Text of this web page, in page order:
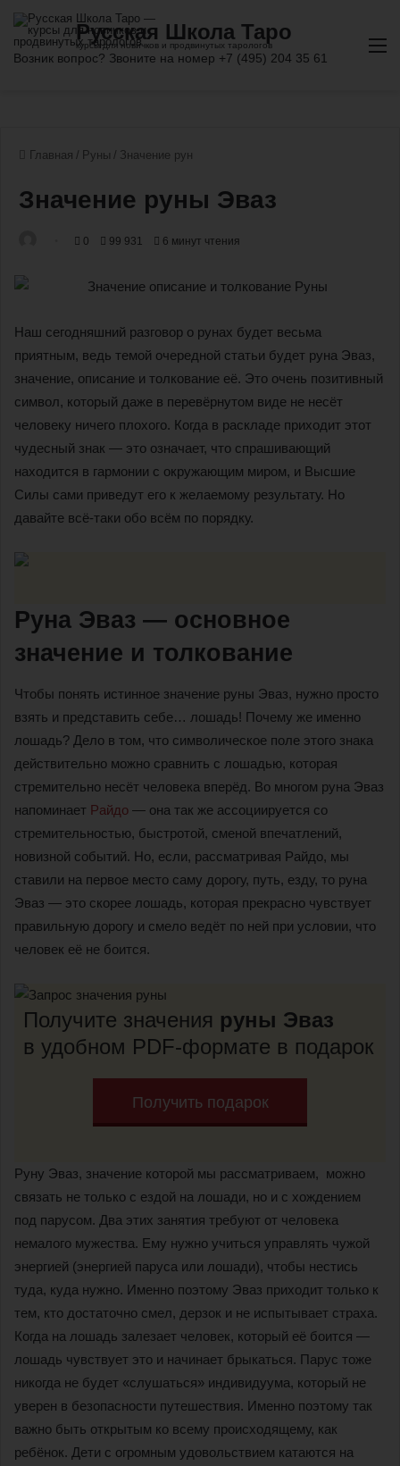
Главная / Руны / Значение рун
Значение руны Эваз
0 99 931 6 минут чтения
Наш сегодняшний разговор о рунах будет весьма
приятным, ведь темой очередной статьи будет руна Эваз,
значение, описание и толкование её. Это очень позитивный
символ, который даже в перевёрнутом виде не несёт
человеку ничего плохого. Когда в раскладе приходит этот
чудесный знак — это означает, что спрашивающий
находится в гармонии с окружающим миром, и Высшие
Силы сами приведут его к желаемому результату. Но
давайте всё-таки обо всём по порядку.
Руна Эваз — основное
значение и толкование
Чтобы понять истинное значение руны Эваз, нужно просто
взять и представить себе… лошадь! Почему же именно
лошадь? Дело в том, что символическое поле этого знака
действительно можно сравнить с лошадью, которая
стремительно несёт человека вперёд. Во многом руна Эваз
напоминает Райдо — она так же ассоциируется со
стремительностью, быстротой, сменой впечатлений,
новизной событий. Но, если, рассматривая Райдо, мы
ставили на первое место саму дорогу, путь, езду, то руна
Эваз — это скорее лошадь, которая прекрасно чувствует
правильную дорогу и смело ведёт по ней при условии, что
человек её не боится.
Получите значения руны Эваз
в удобном PDF-формате в подарок
Получить подарок
Руну Эваз, значение которой мы рассматриваем, можно
связать не только с ездой на лошади, но и с хождением
под парусом. Два этих занятия требуют от человека
немалого мужества. Ему нужно учиться управлять чужой
энергией (энергией паруса или лошади), чтобы нестись
туда, куда нужно. Именно поэтому Эваз приходит только к
тем, кто достаточно смел, дерзок и не испытывает страха.
Когда на лошадь залезает человек, который её боится —
лошадь чувствует это и начинает брыкаться. Парус тоже
никогда не будет «слушаться» индивидуума, который не
уверен в безопасности путешествия. Именно поэтому так
важно быть открытым ко всему происходящему, как
ребёнок. Дети с огромным удовольствием катаются на